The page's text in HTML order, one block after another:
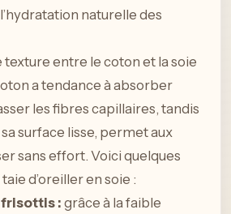
naturelle des
entre le coton et la soie
a tendance à absorber
les fibres capillaires, tandis
surface lisse, permet aux
sans effort. Voici quelques
d’oreiller en soie :
: grâce à la faible